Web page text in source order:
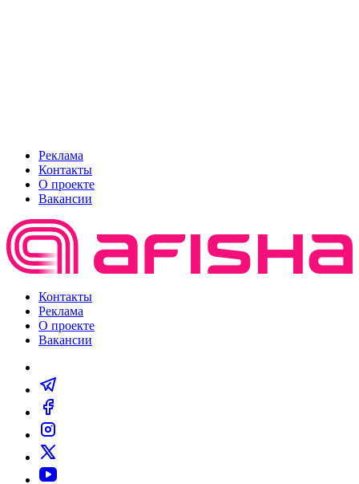
Реклама
Контакты
О проекте
Вакансии
Контакты
Реклама
О проекте
Вакансии